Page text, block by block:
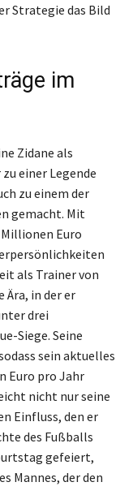
Strategie das Bild
im
Zidane als
einer Legende
zu einem der
gemacht. Mit
Euro
als Trainer von
Ära, in der er
drei
Siege. Seine
sein aktuelles
Euro pro Jahr
nicht nur seine
Einfluss, den er
des Fußballs
gefeiert,
Mannes, der den